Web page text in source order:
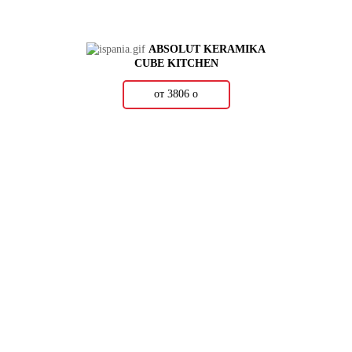
ABSOLUT KERAMIKA
CUBE KITCHEN
от 3806 о